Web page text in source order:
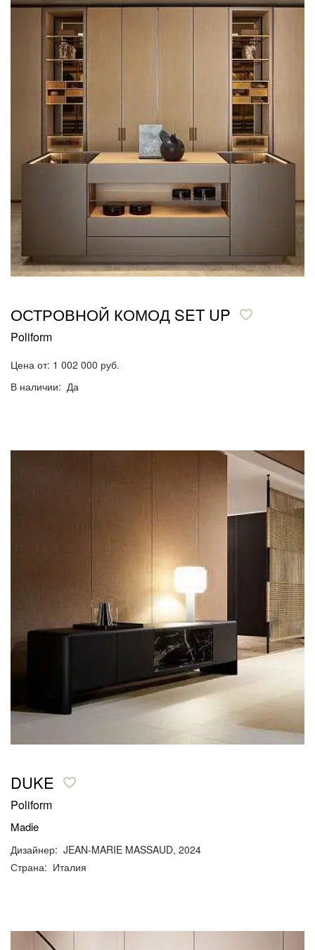
ОСТРОВНОЙ КОМОД SET UP
Poliform
Цена от: 1 002 000 руб.
В наличии: Да
DUKE
Poliform
Madie
Дизайнер: JEAN-MARIE MASSAUD, 2024
Страна: Италия